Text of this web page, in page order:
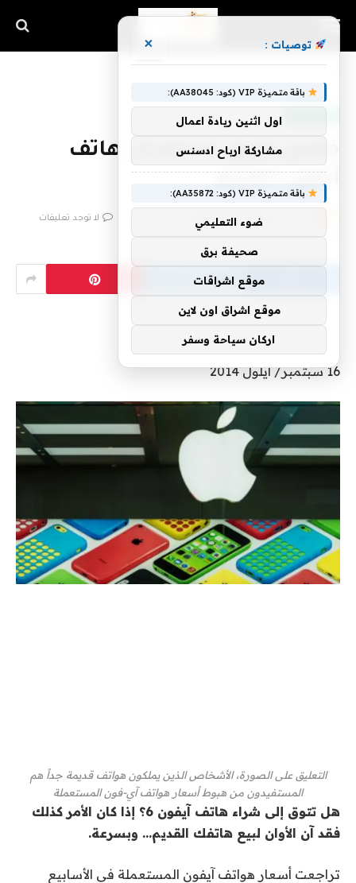
خمس طرق لاستبدال هاتف
آيفون القديم
فريق اشراق التقنية لا توجد تعليقات
4 دقائق
16 سبتمبر/ أيلول 2014
التعليق على الصورة،الأشخاص الذين يملكون هواتف قديمة جداً هم
المستفيدون من هبوط أسعار هواتف آي-فون المستعملة
هل تتوق إلى شراء هاتف آيفون 6؟ إذا كان الأمر كذلك
فقد آن الأوان لبيع هاتفك القديم… وبسرعة.
تراجعت أسعار هواتف آيفون المستعملة في الأسابيع
توصيات : ×
باقة متميزة VIP (كود: AA38045):
اول اثنين ريادة اعمال
مشاركة ارباح ادسنس
باقة متميزة VIP (كود: AA35872):
ضوء التعليمي
صحيفة برق
موقع اشراقات
موقع اشراق اون لاين
اركان سياحة وسفر